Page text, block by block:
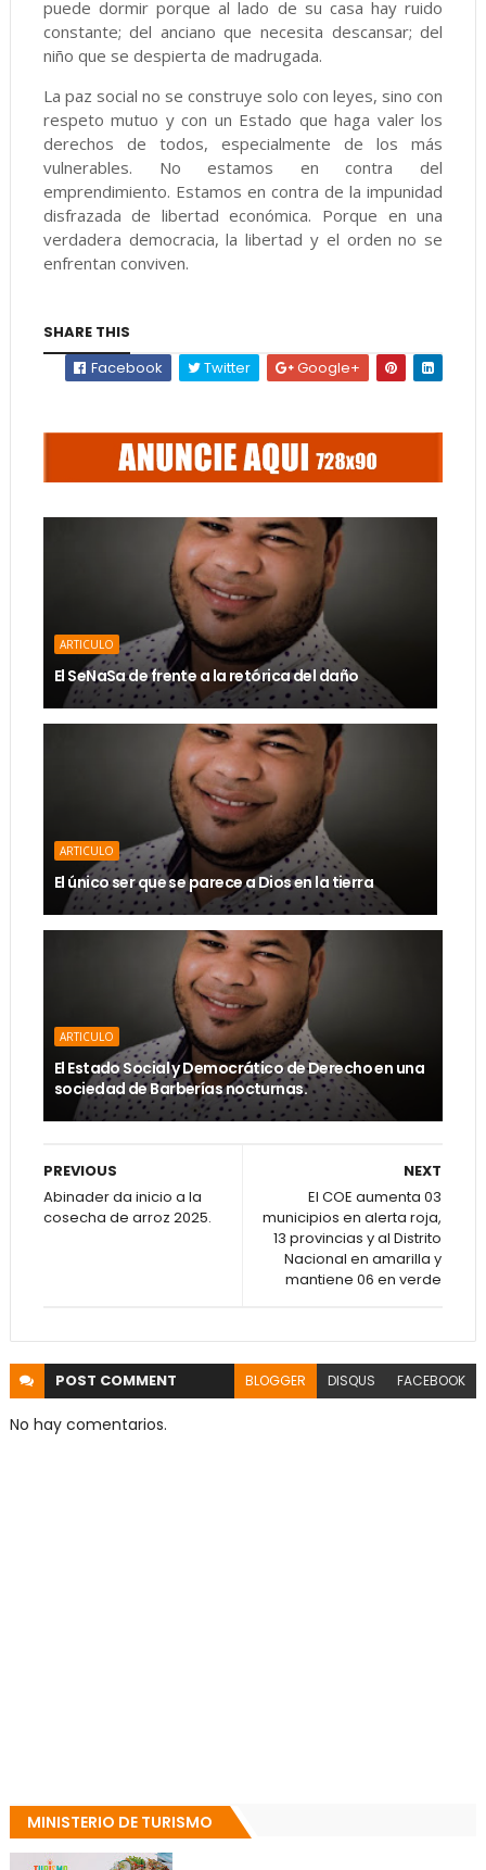
puede dormir porque al lado de su casa hay ruido
constante; del anciano que necesita descansar; del
niño que se despierta de madrugada.
La paz social no se construye solo con leyes, sino con
respeto mutuo y con un Estado que haga valer los
derechos de todos, especialmente de los más
vulnerables. No estamos en contra del
emprendimiento. Estamos en contra de la impunidad
disfrazada de libertad económica. Porque en una
verdadera democracia, la libertad y el orden no se
enfrentan conviven.
SHARE THIS
Facebook
Twitter Google+
ARTICULO
El SeNaSa de frente a la retórica del daño
ARTICULO
El único ser que se parece a Dios en la tierra
ARTICULO
El Estado Social y Democrático de Derecho en una
sociedad de Barberías nocturnas.
NEXT
El COE aumenta 03
municipios en alerta roja,
13 provincias y al Distrito
Nacional en amarilla y
mantiene 06 en verde
PREVIOUS
Abinader da inicio a la
cosecha de arroz 2025.
POST COMMENT BLOGGER DISQUS FACEBOOK
No hay comentarios.
MINISTERIO DE TURISMO